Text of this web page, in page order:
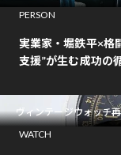
PERSON
実業家・堀鉄平×格
支援”が生む成功の
ヴィンテージウォッチ
WATCH